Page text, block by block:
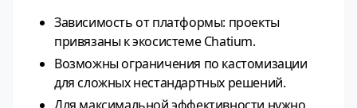
Зависимость от платформы: проекты
привязаны к экосистеме Chatium.
Возможны ограничения по кастомизации
для сложных нестандартных решений.
Для максимальной эффективности нужно